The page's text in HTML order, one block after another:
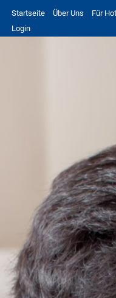
Startseite Über Uns Für
Login